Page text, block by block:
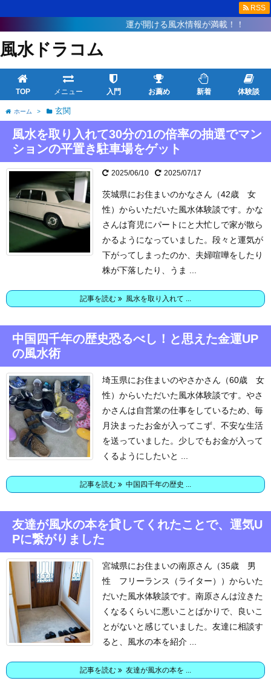
運が開ける風水情報が満載！！
風水ドラコム
TOP メニュー 入門 お薦め 新着 体験談
RSS
ホーム > 玄関
風水を取り入れて30分の1の倍率の抽選でマン
ションの平置き駐車場をゲット
2025/06/10 2025/07/17
茨城県にお住まいのかなさん（42歳 女
性）からいただいた風水体験談です。 かな
さんは育児にパートにと大忙しで家が散ら
かるようになっていました。 段々と運気が
下がってしまったのか、夫婦喧嘩をしたり
株が下落したり、うま ...
記事を読む 風水を取り入れて ...
中国四千年の歴史恐るべし！と思えた金運UP
の風水術
埼玉県にお住まいのやさかさん（60歳 女
性）からいただいた風水体験談です。 やさ
かさんは自営業の仕事をしているため、毎
月決まったお金が入ってこず、不安な生活
を送っていました。 少しでもお金が入って
くるようにしたいと ...
記事を読む 中国四千年の歴史 ...
友達が風水の本を貸してくれたことで、運気U
Pに繋がりました
宮城県にお住まいの南原さん（35歳 男
性 フリーランス（ライター））からいた
だいた風水体験談です。 南原さんは泣きた
くなるくらいに悪いことばかりで、良いこ
とがないと感じていました。 友達に相談す
ると、風水の本を紹介 ...
記事を読む 友達が風水の本を ...